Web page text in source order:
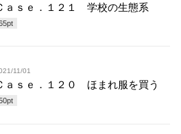
ａｓｅ．１２１ 学校の生態系
pt
11/01
ａｓｅ．１２０ ほまれ服を買う
pt